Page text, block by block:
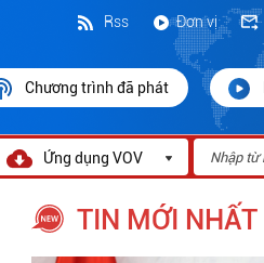
Đơn vị
Rss
Chương trình đã phát
Ứng dụng VOV
TIN MỚI NHẤT